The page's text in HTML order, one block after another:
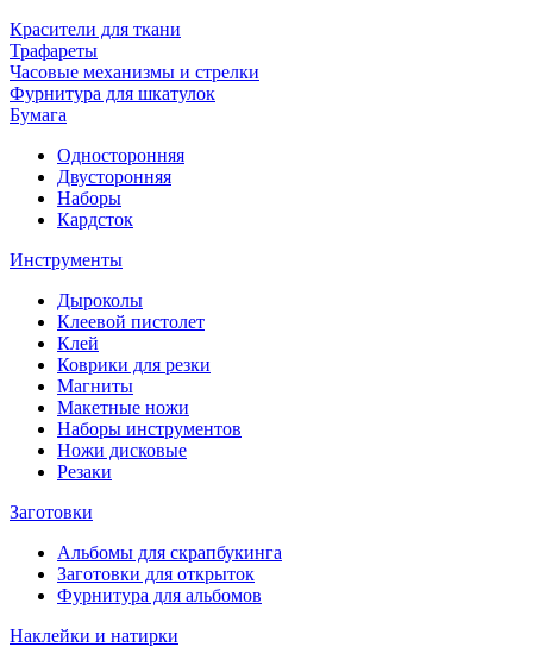
Красители для ткани
Трафареты
Часовые механизмы и стрелки
Фурнитура для шкатулок
Бумага
Односторонняя
Двусторонняя
Наборы
Кардсток
Инструменты
Дыроколы
Клеевой пистолет
Клей
Коврики для резки
Магниты
Макетные ножи
Наборы инструментов
Ножи дисковые
Резаки
Заготовки
Альбомы для скрапбукинга
Заготовки для открыток
Фурнитура для альбомов
Наклейки и натирки